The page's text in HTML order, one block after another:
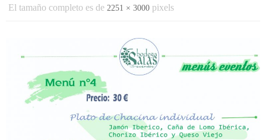
El tamaño completo es de 2251 × 3000 pixels